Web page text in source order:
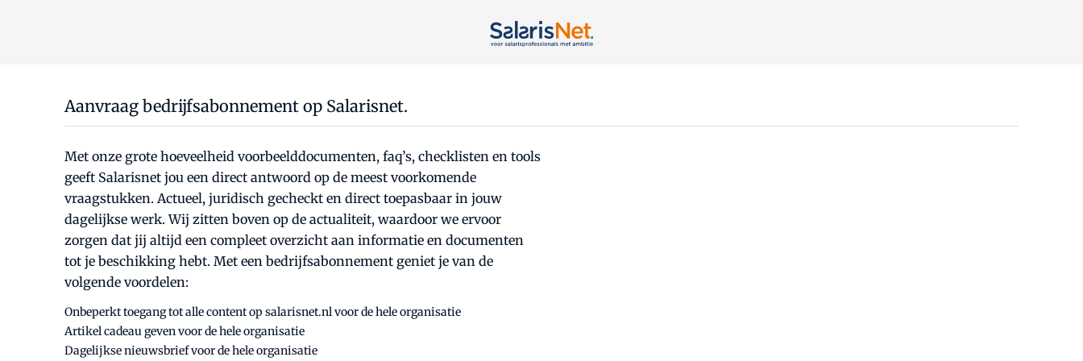
Aanvraag bedrijfsabonnement op Salarisnet.
Met onze grote hoeveelheid voorbeelddocumenten, faq’s, checklisten en tools
geeft Salarisnet jou een direct antwoord op de meest voorkomende
vraagstukken. Actueel, juridisch gecheckt en direct toepasbaar in jouw
dagelijkse werk. Wij zitten boven op de actualiteit, waardoor we ervoor
zorgen dat jij altijd een compleet overzicht aan informatie en documenten
tot je beschikking hebt. Met een bedrijfsabonnement geniet je van de
volgende voordelen:
Onbeperkt toegang tot alle content op salarisnet.nl voor de hele organisatie
Artikel cadeau geven voor de hele organisatie
Dagelijkse nieuwsbrief voor de hele organisatie